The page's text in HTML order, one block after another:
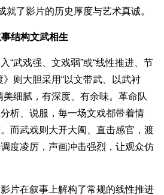
就了影片的历史厚度与艺术真诚。
结构文武相生
武戏强、文戏弱”或“线性推进、节
》则大胆采用“以文带武、以武衬
美细腻，有深度、有余味。革命队
析、说服，每一场文戏都带着情
而武戏则大开大阖、直击感官，渡
度凌厉，声画冲击强烈，让观众仿
在叙事上解构了常规的线性推进